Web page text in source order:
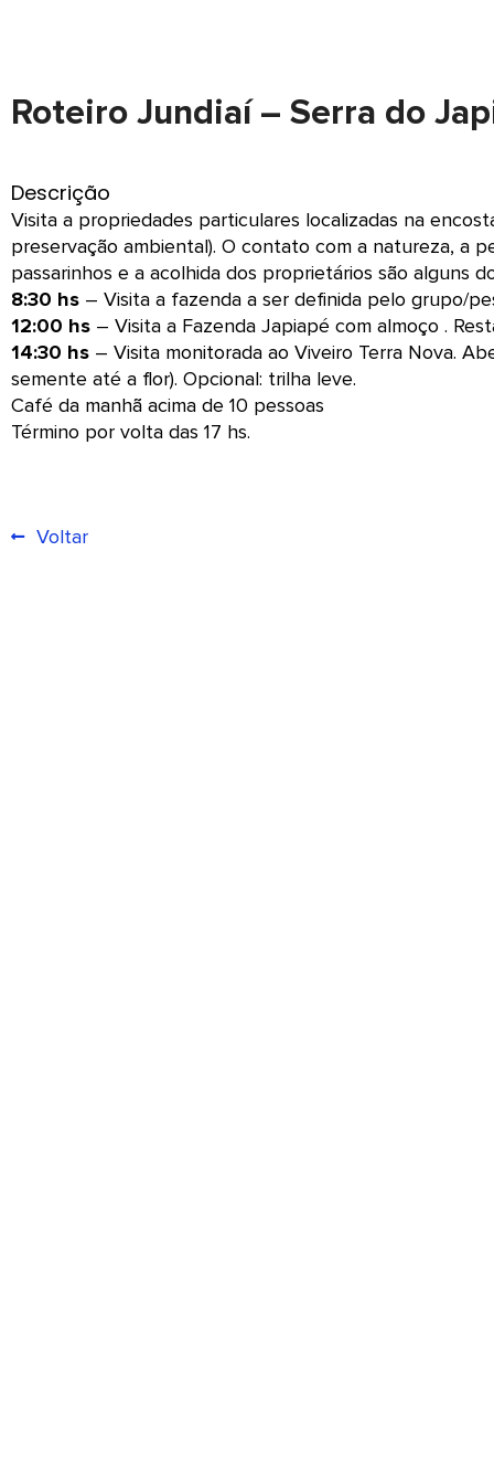
Roteiro Jundiaí – Serra do
Descrição
Visita a propriedades particulares localizadas na
preservação ambiental). O contato com a natureza, a
passarinhos e a acolhida dos proprietários são alguns
8:30 hs – Visita a fazenda a ser definida pelo grupo/
12:00 hs – Visita a Fazenda Japiapé com almoço .
14:30 hs – Visita monitorada ao Viveiro Terra Nova.
semente até a flor). Opcional: trilha leve.
Café da manhã acima de 10 pessoas
Término por volta das 17 hs.
Voltar